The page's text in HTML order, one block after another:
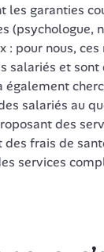
les garanties
(psychologue,
: pour nous,
salariés et sont
également
salariés au
des
frais de
services